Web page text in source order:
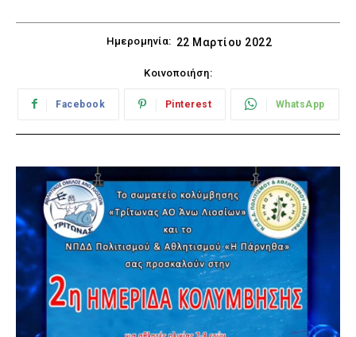
Ημερομηνία: 22 Μαρτίου 2022
Κοινοποιήση:
Facebook Pinterest WhatsApp